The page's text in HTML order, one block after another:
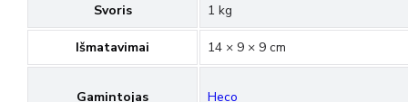
Svoris 1 kg
Išmatavimai 14 × 9 × 9 cm
Gamintojas Heco